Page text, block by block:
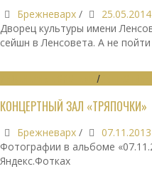
Брежневарх / 25.05.2014
Дворец культуры имени
сейшн в Ленсовета. А не
/
КОНЦЕРТНЫЙ ЗАЛ «ТРЯПОЧКИ»
Брежневарх / 07.11.2013
Фотографии в альбоме
Яндекс.Фотках